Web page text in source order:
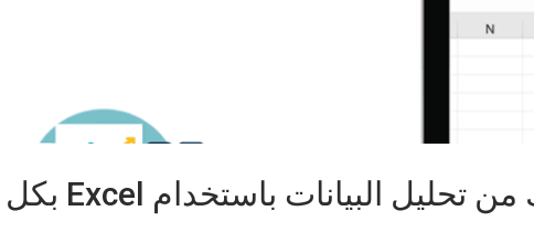
7 مميزات تمكنك من تحليل البيانات باستخدام Excel بكل